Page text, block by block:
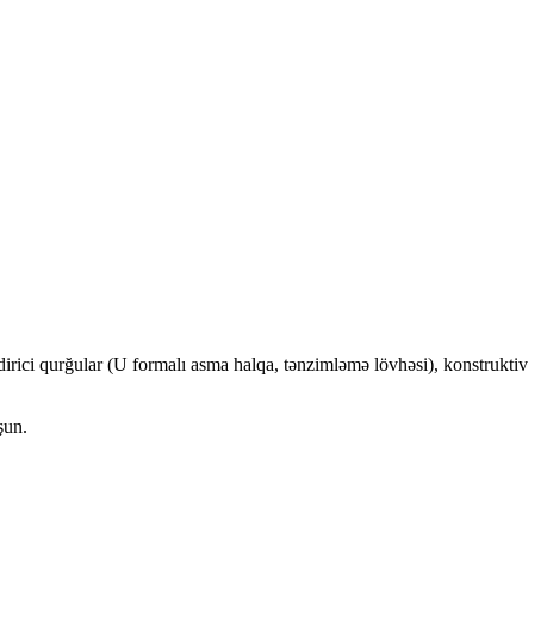
qurğular (U formalı asma halqa, tənzimləmə lövhəsi), konstruktiv